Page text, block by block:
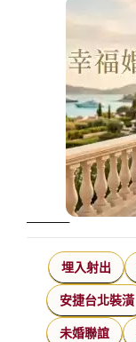
埋入射出
安捷台北裝潢
未婚聯誼